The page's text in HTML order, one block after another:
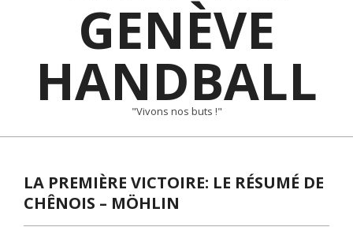
GENÈVE
HANDBALL
"Vivons nos buts !"
MenuLA PREMIÈRE VICTOIRE: LE RÉSUMÉ DE
CHÊNOIS – MÖHLIN